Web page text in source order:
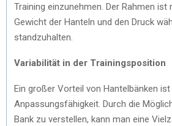
Training einzunehmen. Der Rahmen
Gewicht der Hanteln und den Druck
standzuhalten.
Variabilität in der Trainingsposition
Ein großer Vorteil von Hantelbänken ist
Anpassungsfähigkeit. Durch die
Bank zu verstellen, kann man eine